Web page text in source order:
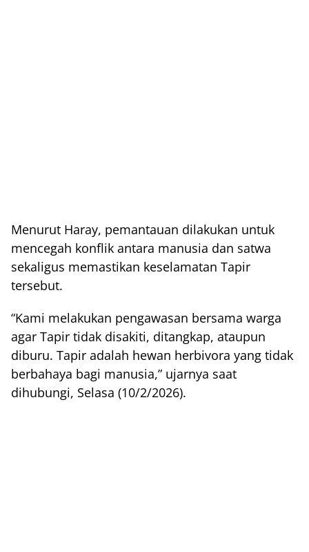
Menurut Haray, pemantauan dilakukan untuk
mencegah konflik antara manusia dan satwa
sekaligus memastikan keselamatan Tapir
tersebut.
“Kami melakukan pengawasan bersama warga
agar Tapir tidak disakiti, ditangkap, ataupun
diburu. Tapir adalah hewan herbivora yang tidak
berbahaya bagi manusia,” ujarnya saat
dihubungi, Selasa (10/2/2026).